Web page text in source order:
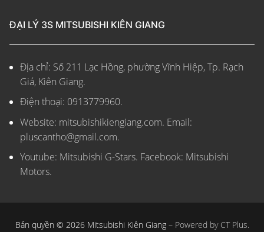
ĐẠI LÝ 3S MITSUBISHI KIÊN GIANG
Địa chỉ: Số 211 Lạc Hồng, phường Vĩnh Hiệp, Tp. Rạch
Giá, Kiên Giang.
Điện thoại: 0913779960.
Website: mitsubishikiengiang.com. Email:
pluscantho@gmail.com.
Youtube: Mitsubishi G-Stars. Facebook: Mitsubishi
Motors.
Bản quyền © 2026 Mitsubishi Kiên Giang – Powered by CT Plus.